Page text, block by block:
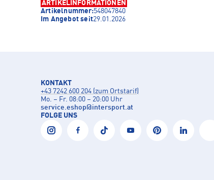
ARTIKELINFORMATIONEN
Artikelnummer:548047840
Im Angebot seit29.01.2026
KONTAKT
+43 7242 600 204 (zum Ortstarif)
Mo. – Fr. 08:00 – 20:00 Uhr
service.eshop@intersport.at
FOLGE UNS